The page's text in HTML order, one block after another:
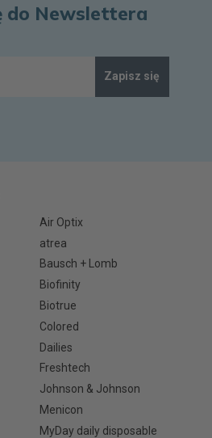
do Newslettera
Zapisz się
Air Optix
atrea
Bausch + Lomb
Biofinity
Biotrue
Colored
Dailies
Freshtech
Johnson & Johnson
Menicon
MyDay daily disposable